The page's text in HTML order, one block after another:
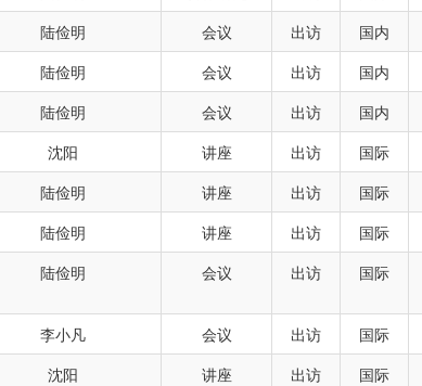
陆俭明 会议 出访 国内
陆俭明 会议 出访 国内
陆俭明 会议 出访 国内
沈阳 讲座 出访 国际
陆俭明 讲座 出访 国际
陆俭明 讲座 出访 国际
陆俭明 会议 出访 国际
李小凡 会议 出访 国际
沈阳 讲座 出访 国际